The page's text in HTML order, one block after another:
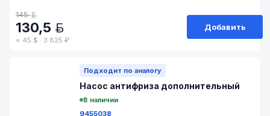
145
130,5
≈ 45 $ · 3 825 ₽
Добавить
Подходит по аналогу
Насос антифриза дополнительный
В наличии
9455038